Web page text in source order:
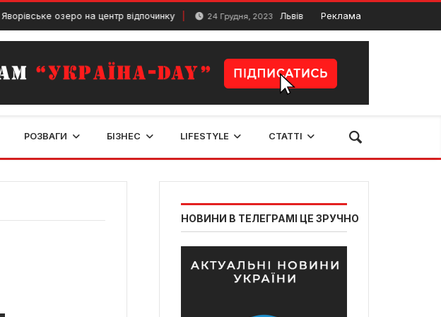
озеро на центр відпочинку 24 Грудня, 2023 Львів – маленький Париж на сході Європи
Реклама
РОЗВАГИ БІЗНЕС LIFESTYLE СТАТТІ
НОВИНИ В ТЕЛЕГРАМІ ЦЕ ЗРУЧНО